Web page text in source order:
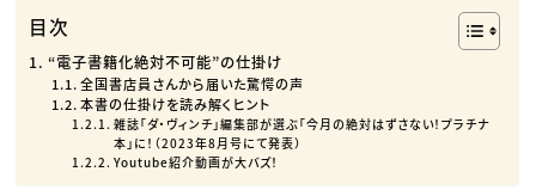
目次
“電子書籍化絶対不可能”の仕掛け
全国書店員さんから届いた驚愕の声
本書の仕掛けを読み解くヒント
雑誌「ダ・ヴィンチ」編集部が選ぶ「今月の絶対はずさない！プラチナ
本」に！（2023年8月号にて発表）
Youtube紹介動画が大バズ！